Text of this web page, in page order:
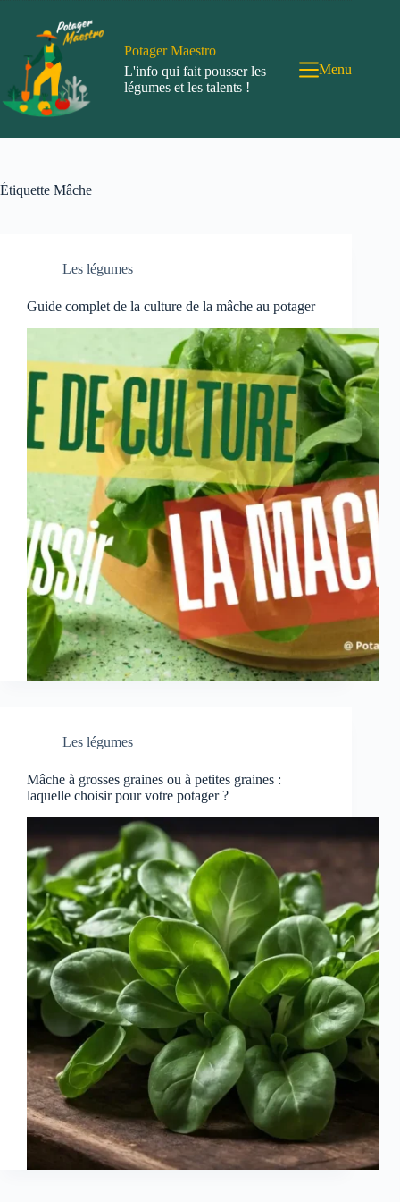
contenu
Potager Maestro
L'info qui fait pousser les
légumes et les talents !
Menu
Étiquette Mâche
Les légumes
Guide complet de la culture de la mâche au potager
Les légumes
Mâche à grosses graines ou à petites graines :
laquelle choisir pour votre potager ?